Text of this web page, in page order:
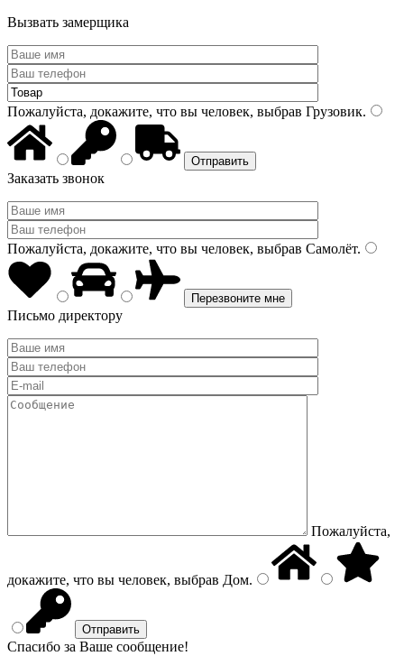
Вызвать замерщика
Пожалуйста, докажите, что вы человек, выбрав Грузовик.
Заказать звонок
Пожалуйста, докажите, что вы человек, выбрав Самолёт.
Письмо директору
Пожалуйста,
докажите, что вы человек, выбрав Дом.
Спасибо за Ваше сообщение!